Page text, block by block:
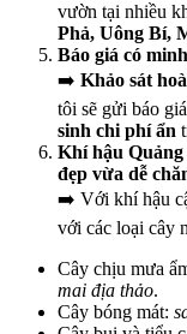
vườn tại nhiều
Phả, Uông Bí,
Báo giá có
➡️ Khảo sát
tôi sẽ gửi báo
sinh chi phí ẩn
Khí hậu
đẹp vừa dễ
➡️ Với khí hậu
với các loại cây
Cây chịu mưa
mai địa thảo.
Cây bóng mát: